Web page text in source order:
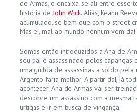
de Armas, e encaixa-se ali entre esse
história deJohn Wick. Aliás, Keanu
acumulado, se bem que com o street
Mas ei, mal ao mundo nenhum vem daí.
Somos então introduzidos a Ana de
seu pai é assassinado pelos
uma guilda de assassinas a soldo pela
Argento faria melhor. A partir daí, já
acontecer. Ana de Armas vai ser
descobre um assassino com a mesma
urtigas e ir em busca de vingança.